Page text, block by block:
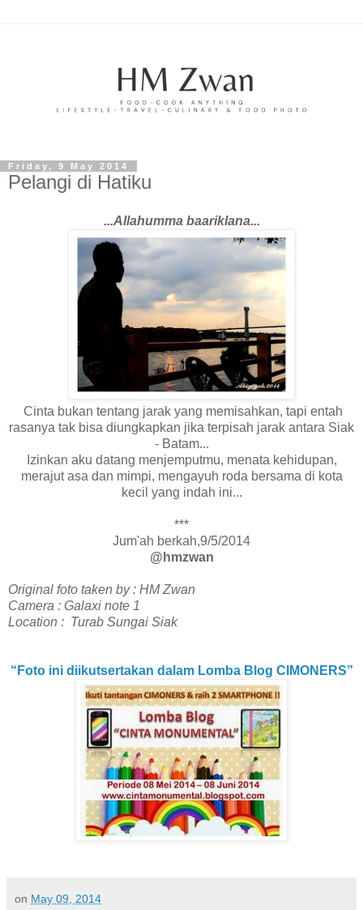
Friday, 9 May 2014
Pelangi di Hatiku
...Allahumma baariklana...
Cinta bukan tentang jarak yang memisahkan, tapi entah
rasanya tak bisa diungkapkan jika terpisah jarak antara Siak
- Batam...
Izinkan aku datang menjemputmu, menata kehidupan,
merajut asa dan mimpi, mengayuh roda bersama di kota
kecil yang indah ini...
***
Jum'ah berkah,9/5/2014
@hmzwan
Original foto taken by : HM Zwan
Camera : Galaxi note 1
Location : Turab Sungai Siak
“Foto ini diikutsertakan dalam Lomba Blog CIMONERS”
on May 09, 2014